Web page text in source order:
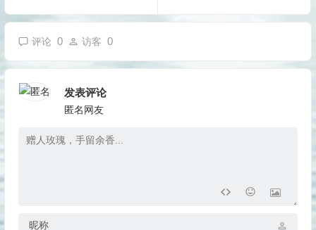
评论 0 访客 0
发表评论
匿名网友
昵称